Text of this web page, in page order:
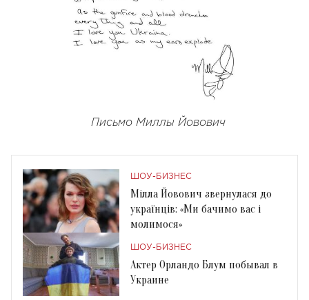
Письмо Миллы Йовович
ШОУ-БИЗНЕС
Мілла Йовович звернулася до
українців: «Ми бачимо вас і
молимося»
ШОУ-БИЗНЕС
Актер Орландо Блум побывал в
Украине